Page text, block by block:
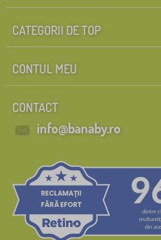
CATEGORII DE TOP
CONTUL MEU
CONTACT
info@banaby.ro